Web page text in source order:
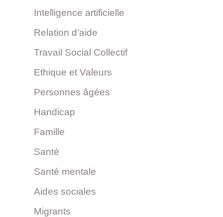
Intelligence artificielle
Relation d’aide
Travail Social Collectif
Ethique et Valeurs
Personnes âgées
Handicap
Famille
Santé
Santé mentale
Aides sociales
Migrants